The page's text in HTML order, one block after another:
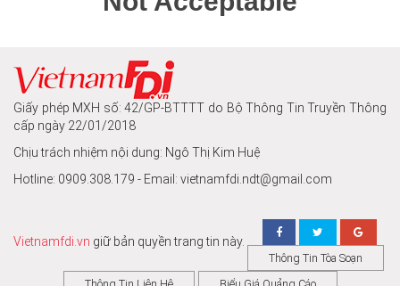
Giấy phép MXH số: 42/GP-BTTTT do Bộ Thông Tin Truyền Thông
cấp ngày 22/01/2018
Chịu trách nhiệm nội dung: Ngô Thị Kim Huệ
Hotline: 0909.308.179 - Email: vietnamfdi.ndt@gmail.com
Vietnamfdi.vn giữ bản quyền trang tin này.
Thông Tin Tòa Soạn